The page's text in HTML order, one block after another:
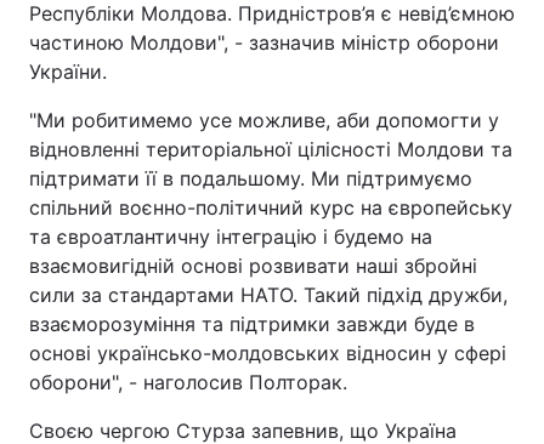
Республіки Молдова. Придністров’я є невід’ємною
частиною Молдови", - зазначив міністр оборони
України.
"Ми робитимемо усе можливе, аби допомогти у
відновленні територіальної цілісності Молдови та
підтримати її в подальшому. Ми підтримуємо
спільний воєнно-політичний курс на європейську
та євроатлантичну інтеграцію і будемо на
взаємовигідній основі розвивати наші збройні
сили за стандартами НАТО. Такий підхід дружби,
взаєморозуміння та підтримки завжди буде в
основі українсько-молдовських відносин у сфері
оборони", - наголосив Полторак.
Своєю чергою Стурза запевнив, що Україна